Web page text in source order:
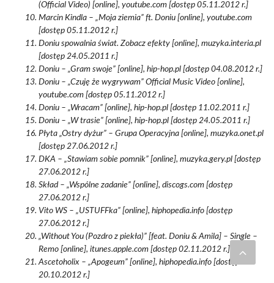
(Official Video) [online], youtube.com [dostęp 05.11.2012 r.]
Marcin Kindla – „Moja ziemia” ft. Doniu [online], youtube.com
[dostęp 05.11.2012 r.]
Doniu spowalnia świat. Zobacz efekty [online], muzyka.interia.pl
[dostęp 24.05.2011 r.]
Doniu – „Gram swoje” [online], hip-hop.pl [dostęp 04.08.2012 r.]
Doniu – „Czuję że wygrywam” Official Music Video [online],
youtube.com [dostęp 05.11.2012 r.]
Doniu – „Wracam” [online], hip-hop.pl [dostęp 11.02.2011 r.]
Doniu – „W trasie” [online], hip-hop.pl [dostęp 24.05.2011 r.]
Płyta „Ostry dyżur” – Grupa Operacyjna [online], muzyka.onet.pl
[dostęp 27.06.2012 r.]
DKA – „Stawiam sobie pomnik” [online], muzyka.gery.pl [dostęp
27.06.2012 r.]
Skład – „Wspólne zadanie” [online], discogs.com [dostęp
27.06.2012 r.]
Vito WS – „USTUFFka” [online], hiphopedia.info [dostęp
27.06.2012 r.]
„Without You (Pozdro z piekła)” [feat. Doniu & Amila] – Single –
Remo [online], itunes.apple.com [dostęp 02.11.2012 r.]
Ascetoholix – „Apogeum” [online], hiphopedia.info [dostęp
20.10.2012 r.]